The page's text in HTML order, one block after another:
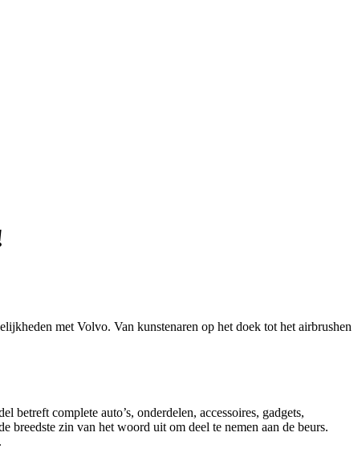
met Volvo. Van kunstenaren op het doek tot het airbrushen
complete auto’s, onderdelen, accessoires, gadgets,
breedste zin van het woord uit om deel te nemen aan de beurs.